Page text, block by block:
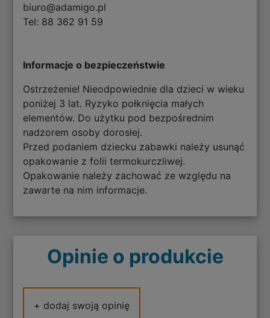
biuro@adamigo.pl
Tel: 88 362 91 59
Informacje o bezpieczeństwie
Ostrzeżenie! Nieodpowiednie dla dzieci w wieku
poniżej 3 lat. Ryzyko połknięcia małych
elementów. Do użytku pod bezpośrednim
nadzorem osoby dorosłej.
Przed podaniem dziecku zabawki należy usunąć
opakowanie z folii termokurczliwej.
Opakowanie należy zachować ze względu na
zawarte na nim informacje.
Opinie o produkcie
+ dodaj swoją opinię